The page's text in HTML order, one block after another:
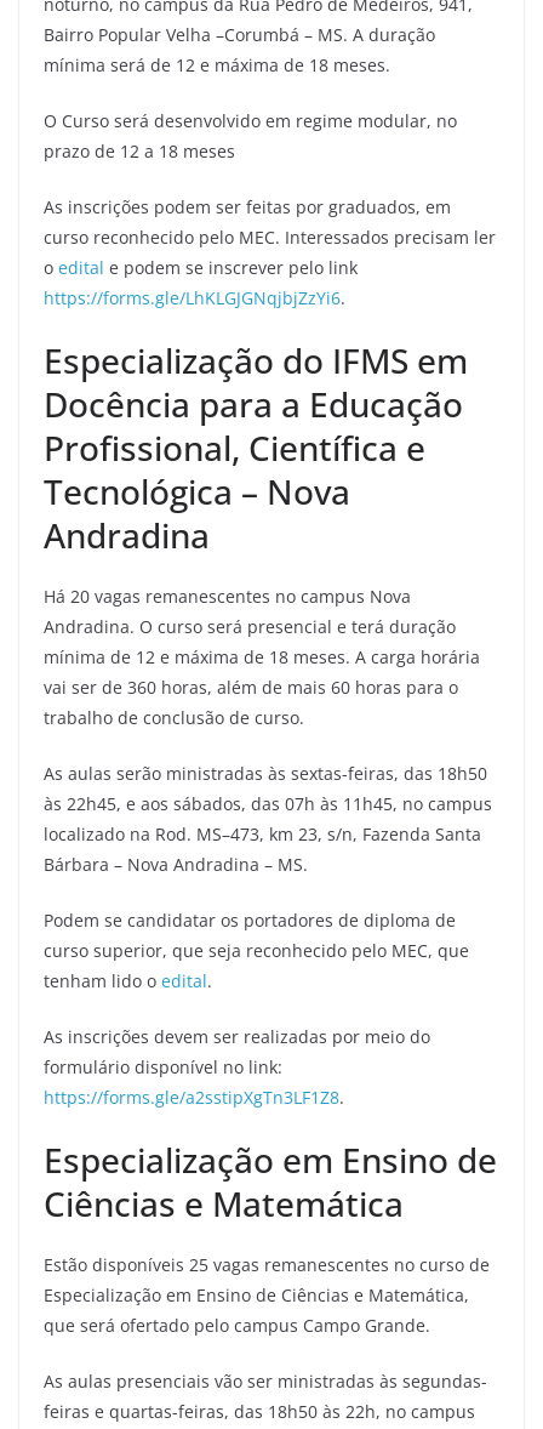
Bairro Popular Velha –Corumbá – MS. A duração
mínima será de 12 e máxima de 18 meses.
O Curso será desenvolvido em regime modular, no
prazo de 12 a 18 meses
As inscrições podem ser feitas por graduados, em
curso reconhecido pelo MEC. Interessados precisam ler
o edital e podem se inscrever pelo link
https://forms.gle/LhKLGJGNqjbjZzYi6.
Especialização do IFMS em
Docência para a Educação
Profissional, Científica e
Tecnológica – Nova
Andradina
Há 20 vagas remanescentes no campus Nova
Andradina. O curso será presencial e terá duração
mínima de 12 e máxima de 18 meses. A carga horária
vai ser de 360 horas, além de mais 60 horas para o
trabalho de conclusão de curso.
As aulas serão ministradas às sextas-feiras, das 18h50
às 22h45, e aos sábados, das 07h às 11h45, no campus
localizado na Rod. MS–473, km 23, s/n, Fazenda Santa
Bárbara – Nova Andradina – MS.
Podem se candidatar os portadores de diploma de
curso superior, que seja reconhecido pelo MEC, que
tenham lido o edital.
As inscrições devem ser realizadas por meio do
formulário disponível no link:
https://forms.gle/a2sstipXgTn3LF1Z8.
Especialização em Ensino de
Ciências e Matemática
Estão disponíveis 25 vagas remanescentes no curso de
Especialização em Ensino de Ciências e Matemática,
que será ofertado pelo campus Campo Grande.
As aulas presenciais vão ser ministradas às segundas-
feiras e quartas-feiras, das 18h50 às 22h, no campus